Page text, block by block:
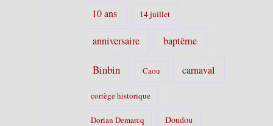
10 ans 14 juillet
anniversaire baptême
Binbin Caou carnaval
cortège historique
Dorian Demarcq Doudou